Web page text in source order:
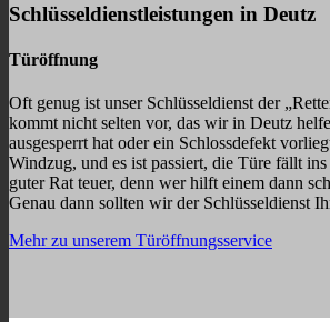
Schlüsseldienstleistungen in Deutz
Türöffnung
Oft genug ist unser Schlüsseldienst der
kommt nicht selten vor, das wir in Deutz
ausgesperrt hat oder ein Schlossdefekt
Windzug, und es ist passiert, die Türe fällt
guter Rat teuer, denn wer hilft einem dann
Genau dann sollten wir der Schlüsseldienst
Mehr zu unserem Türöffnungsservice